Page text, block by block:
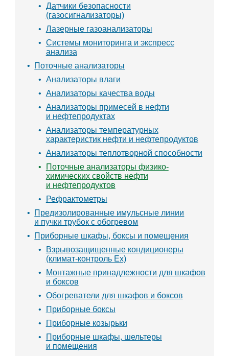
Датчики безопасности
(газосигнализаторы)
Лазерные газоанализаторы
Системы мониторинга и экспресс
анализа
Поточные анализаторы
Анализаторы влаги
Анализаторы качества воды
Анализаторы примесей в нефти
и нефтепродуктах
Анализаторы температурных
характеристик нефти и нефтепродуктов
Анализаторы теплотворной способности
Поточные анализаторы физико-
химических свойств нефти
и нефтепродуктов
Рефрактометры
Предизолированные имульсные линии
и пучки трубок с обогревом
Приборные шкафы, боксы и помещения
Взрывозащищенные кондиционеры
(климат-контроль Ex)
Монтажные принадлежности для шкафов
и боксов
Обогреватели для шкафов и боксов
Приборные боксы
Приборные козырьки
Приборные шкафы, шельтеры
и помещения